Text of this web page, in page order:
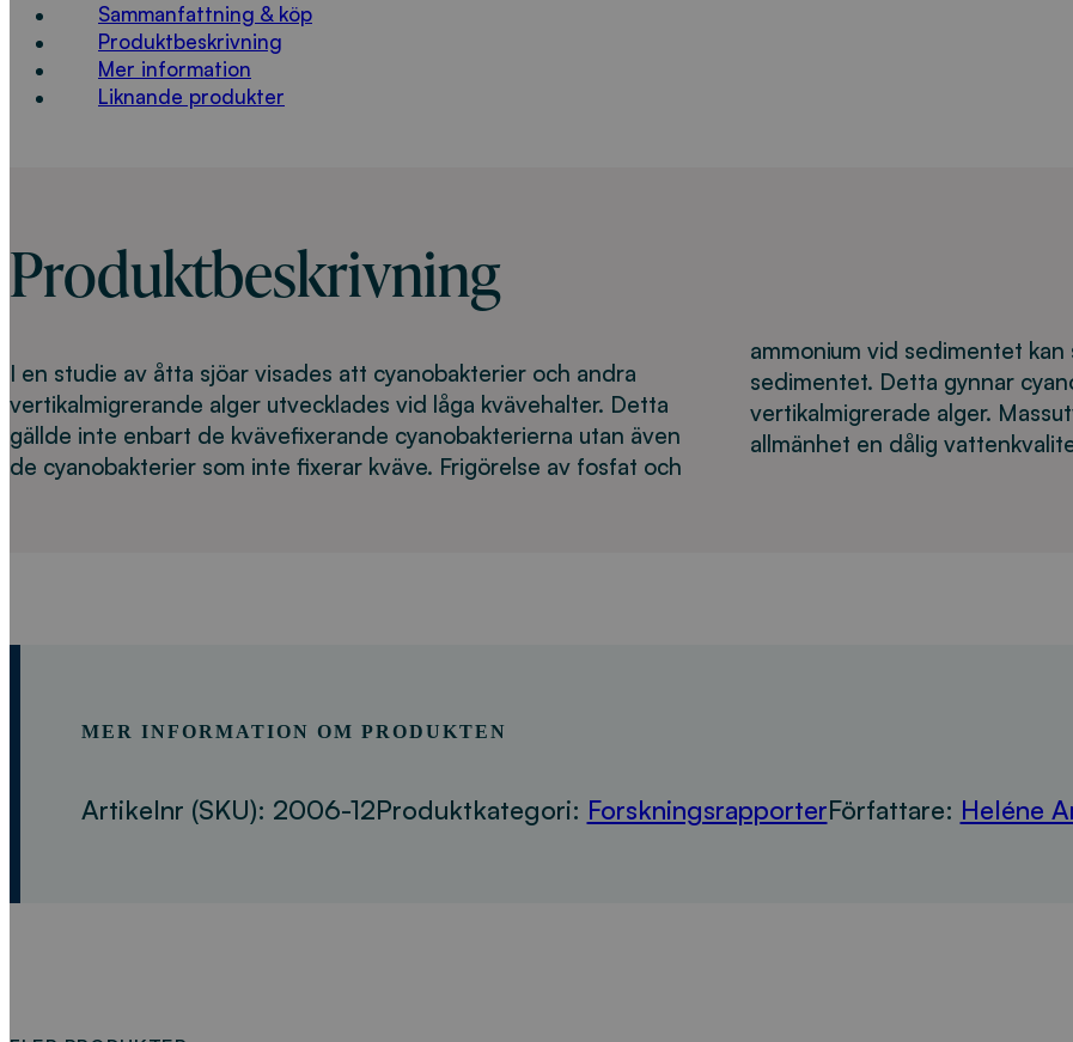
Sammanfattning & köp
Produktbeskrivning
Mer information
Liknande produkter
Produktbeskrivning
I en studie av åtta sjöar visades att cyanobakterier och andra
vertikalmigrerande alger utvecklades vid låga kvävehalter. Detta
gällde inte enbart de kvävefixerande cyanobakterierna utan även
de cyanobakterier som inte fixerar kväve. Frigörelse av fosfat och
ammonium vid sedimentet
sedimentet. Detta gynnar
vertikalmigrerade alger.
allmänhet en dålig
MER INFORMATION OM PRODUKTEN
Artikelnr (SKU): 2006-12Produktkategori: ForskningsrapporterFörfattare: Heléne